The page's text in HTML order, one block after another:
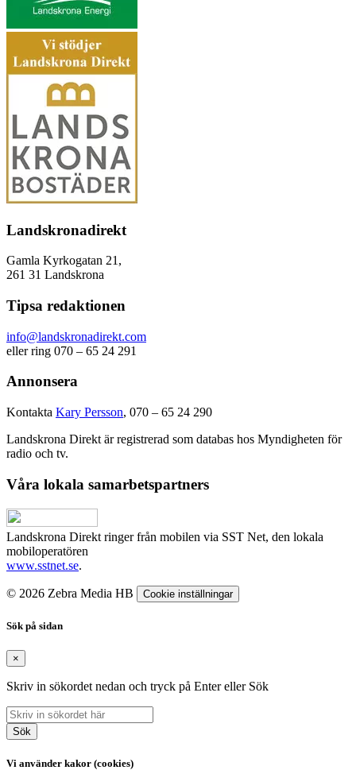
Landskronadirekt
Gamla Kyrkogatan 21,
261 31 Landskrona
Tipsa redaktionen
info@landskronadirekt.com
eller ring 070 – 65 24 291
Annonsera
Kontakta Kary Persson, 070 – 65 24 290
Landskrona Direkt är registrerad som databas hos Myndigheten för
radio och tv.
Våra lokala samarbetspartners
Landskrona Direkt ringer från mobilen via SST Net, den lokala
mobiloperatören
www.sstnet.se.
© 2026 Zebra Media HB Cookie inställningar
Sök på sidan
×
Skriv in sökordet nedan och tryck på Enter eller Sök
Sök
Vi använder kakor (cookies)